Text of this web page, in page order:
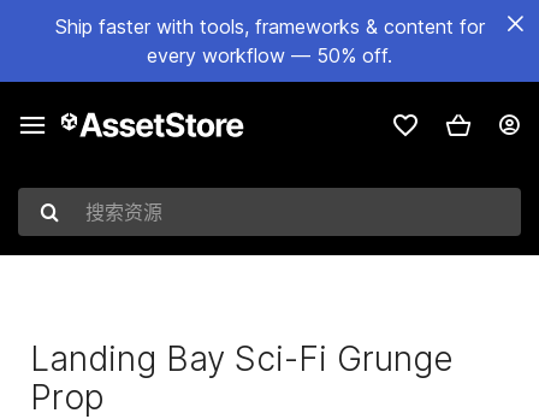
Ship faster with tools, frameworks & content for
every workflow — 50% off.
搜索资源
Landing Bay Sci-Fi Grunge
Prop